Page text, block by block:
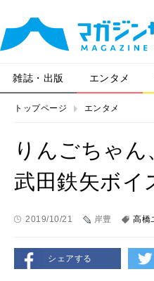
雑誌・出版 エンタメ
トップページ エンタメ
りんごちゃ
武田鉄矢ボイ
2019/10/21 岸豊 高橋
シェアする